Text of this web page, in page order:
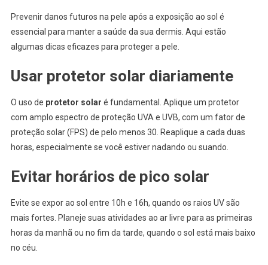
Prevenir danos futuros na pele após a exposição ao sol é
essencial para manter a saúde da sua dermis. Aqui estão
algumas dicas eficazes para proteger a pele.
Usar protetor solar diariamente
O uso de protetor solar é fundamental. Aplique um protetor
com amplo espectro de proteção UVA e UVB, com um fator de
proteção solar (FPS) de pelo menos 30. Reaplique a cada duas
horas, especialmente se você estiver nadando ou suando.
Evitar horários de pico solar
Evite se expor ao sol entre 10h e 16h, quando os raios UV são
mais fortes. Planeje suas atividades ao ar livre para as primeiras
horas da manhã ou no fim da tarde, quando o sol está mais baixo
no céu.